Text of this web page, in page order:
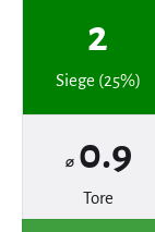
2
Siege (25%)
⌀ 0.9
Tore